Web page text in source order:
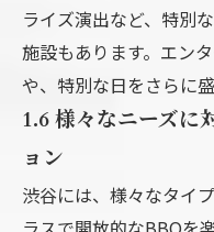
ライズ演出など、特別
施設もあります。エン
や、特別な日をさらに
1.6 様々なニーズに
ョン
渋谷には、様々なタイ